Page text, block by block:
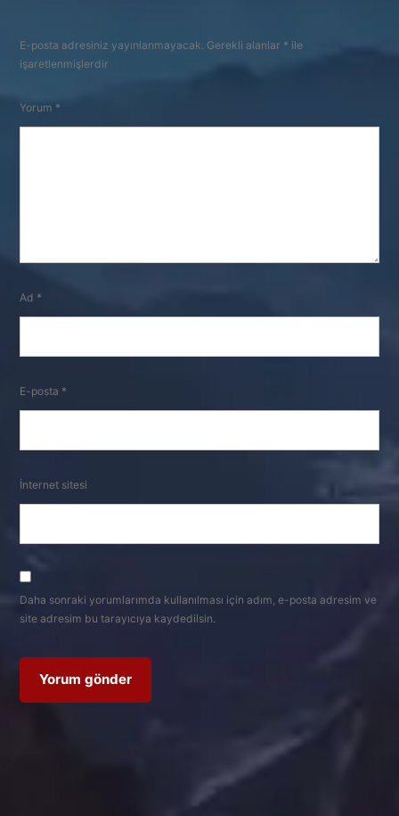
E-posta adresiniz yayınlanmayacak. Gerekli alanlar * ile
işaretlenmişlerdir
Yorum *
Ad *
E-posta *
İnternet sitesi
Daha sonraki yorumlarımda kullanılması için adım, e-posta adresim ve
site adresim bu tarayıcıya kaydedilsin.